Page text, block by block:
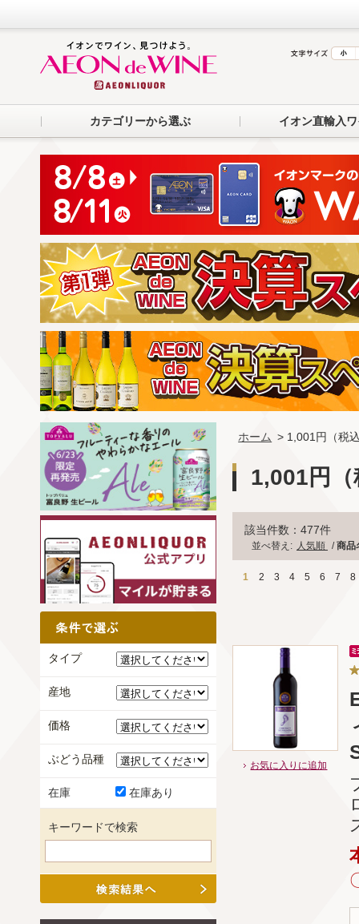
カテゴリーから選ぶ イオン直輸入
ホーム > 1,001円（税
1,001円
該当件数：477件
並べ替え: 人気順 /商
1 2 3 4 5 6 7 8
お気に入りに追加
タイプ
産地
価格
ぶどう品種
在庫 在庫あり
キーワードで検索